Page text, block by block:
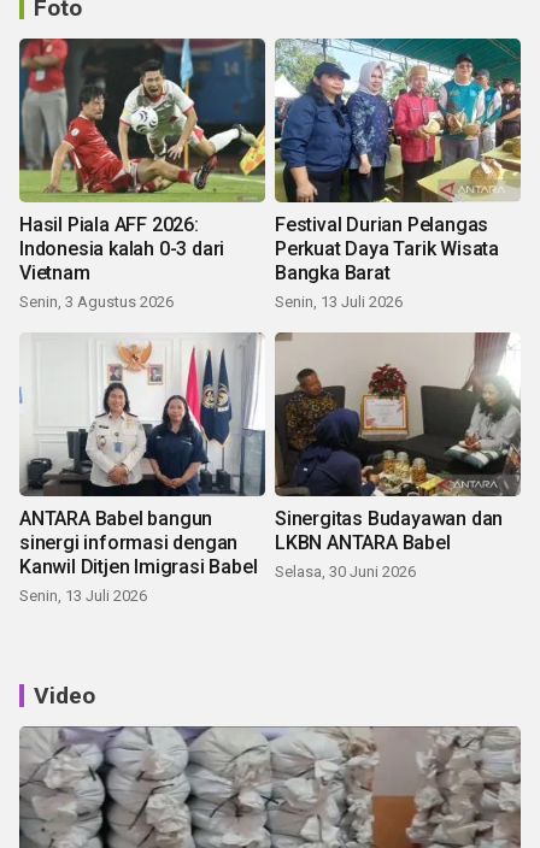
Foto
Hasil Piala AFF 2026:
Indonesia kalah 0-3 dari
Vietnam
Senin, 3 Agustus 2026
Festival Durian Pelangas
Perkuat Daya Tarik Wisata
Bangka Barat
Senin, 13 Juli 2026
ANTARA Babel bangun
sinergi informasi dengan
Kanwil Ditjen Imigrasi Babel
Senin, 13 Juli 2026
Sinergitas Budayawan dan
LKBN ANTARA Babel
Selasa, 30 Juni 2026
Video